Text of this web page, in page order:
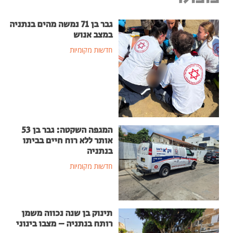
גבר בן 71 נמשה מהים בנתניה
במצב אנוש
חדשות מקומיות
המגפה השקטה: גבר בן 53
אותר ללא רוח חיים בביתו
בנתניה
חדשות מקומיות
תינוק בן שנה נכווה משמן
רותח בנתניה – מצבו בינוני